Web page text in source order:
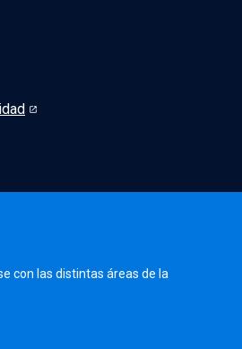
con las distintas áreas de la